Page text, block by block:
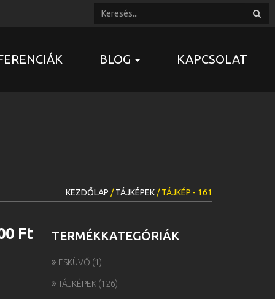
BLOG KAPCSOLAT
KEZDŐLAP /TÁJKÉPEK / TÁJKÉP - 161
Ft TERMÉKKATEGÓRIÁK
ESKÜVŐ (1)
TÁJKÉPEK (126)